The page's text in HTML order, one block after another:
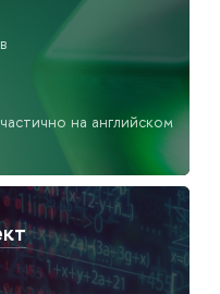
на английском